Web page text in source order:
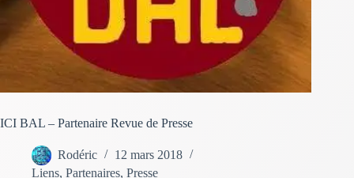
ICI BAL – Partenaire Revue de Presse
Rodéric
12 mars 2018
Liens, Partenaires, Presse